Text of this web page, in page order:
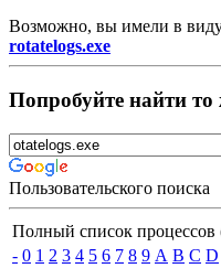
Возможно, вы имели в
rotatelogs.exe
Попробуйте найти то
Пользовательского поиска
Полный список процессов
- 0 1 2 3 4 5 6 7 8 9 A B C D